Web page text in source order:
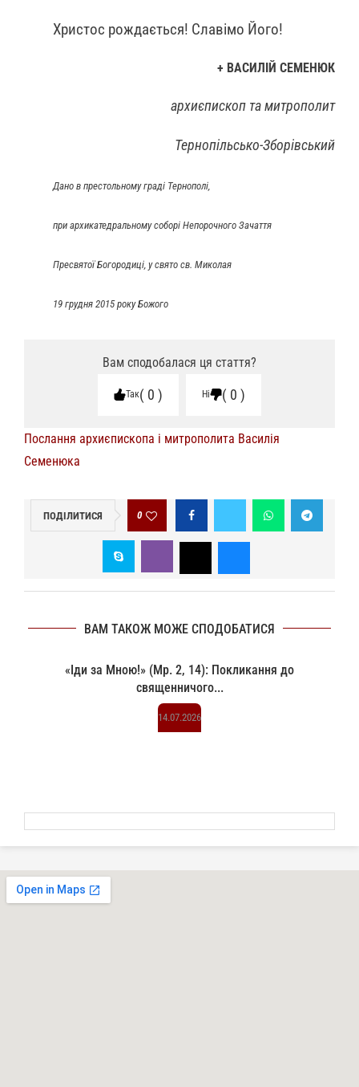
Христос рождається! Славімо Його!
+ ВАСИЛІЙ СЕМЕНЮК
архиєпископ та митрополит
Тернопільсько-Зборівський
Дано в престольному граді Тернополі,
при архикатедральному соборі Непорочного Зачаття
Пресвятої Богородиці, у свято св. Миколая
19 грудня 2015 року Божого
Вам сподобалася ця стаття?
Так 0 Ні 0
Послання архиєпископа і митрополита Василія
Семенюка
ПОДІЛИТИСЯ 0
ВАМ ТАКОЖ МОЖЕ СПОДОБАТИСЯ
«Іди за Мною!» (Мр. 2, 14): Покликання до
священничого...
14.07.2026